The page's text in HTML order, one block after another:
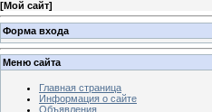
[Мой сайт]
Форма входа
Меню сайта
Главная страница
Информация о сайте
Объявления